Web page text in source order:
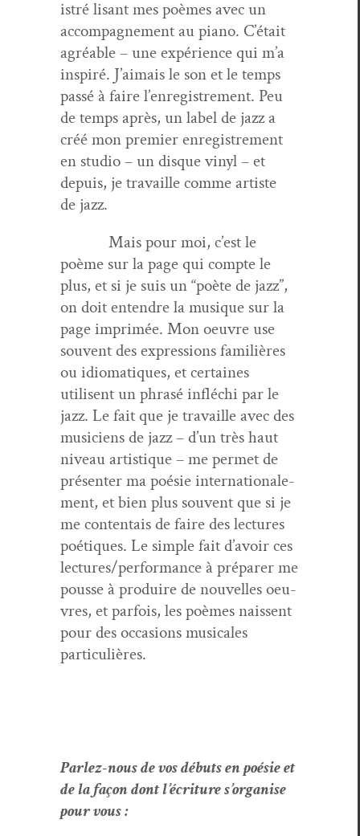
istré lisant mes poèmes avec un
accom­pa­g­ne­ment au piano. C’é­tait
agréable – une expéri­ence qui m’a
inspiré. J’aimais le son et le temps
passé à faire l’en­reg­istrement. Peu
de temps après, un label de jazz a
créé mon pre­mier enreg­istrement
en stu­dio – un disque vinyl – et
depuis, je tra­vaille comme artiste
de jazz.
Mais pour moi, c’est le
poème sur la page qui compte le
plus, et si je suis un “poète de jazz”,
on doit enten­dre la musique sur la
page imprimée. Mon oeu­vre use
sou­vent des expres­sions famil­ières
ou idioma­tiques, et cer­taines
utilisent un phrasé infléchi par le
jazz. Le fait que je tra­vaille avec des
musi­ciens de jazz – d’un très haut
niveau artis­tique – me per­met de
présen­ter ma poésie inter­na­tionale­
ment, et bien plus sou­vent que si je
me con­tentais de faire des lec­tures
poé­tiques. Le sim­ple fait d’avoir ces
lectures/performance à pré­par­er me
pousse à pro­duire de nou­velles oeu­
vres, et par­fois, les poèmes nais­sent
pour des occa­sions musi­cales
particulières.
Par­lez-nous de vos débuts en poésie et
de la façon dont l’écri­t­ure s’or­gan­ise
pour vous :